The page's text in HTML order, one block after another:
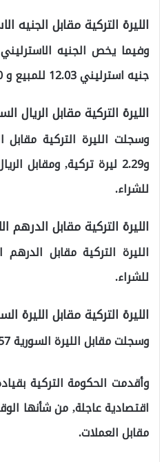
الليرة التركية مقابل الجنيه
وفيما يخص الجنيه
جنيه استرليني 12.03 للمبيع و 12.00 للشراء.
الليرة التركية مقابل الريال
للشراء.
الليرة التركية مقابل الدرهم
للشراء.
الليرة التركية مقابل الليرة
وسجلت مقابل الليرة السورية 357 للشراء و 368 للمبيع.
وأقدمت الحكومة التركية
اقتصادية عاجلة, من شأنها
مقابل العملات.